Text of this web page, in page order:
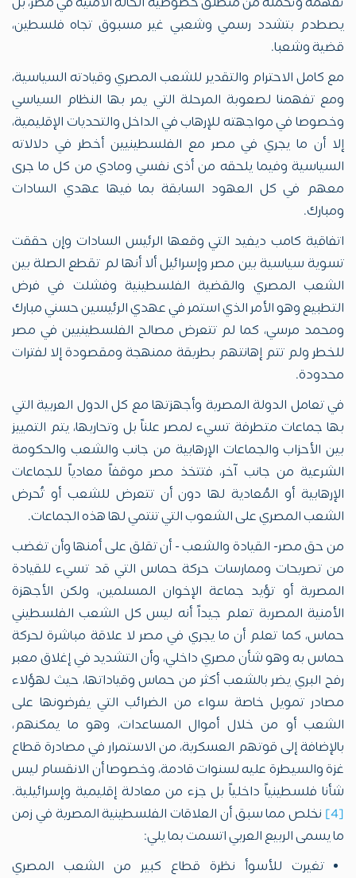
يصطدم بتشدد رسمي وشعبي غير مسبوق تجاه فلسطين،
قضية وشعبا.
مع كامل الاحترام والتقدير للشعب المصري وقيادته السياسية،
ومع تفهمنا لصعوبة المرحلة التي يمر بها النظام السياسي
وخصوصا في مواجهته للإرهاب في الداخل والتحديات الإقليمية،
إلا أن ما يجري في مصر مع الفلسطينيين أخطر في دلالاته
السياسية وفيما يلحقه من أذى نفسي ومادي من كل ما جرى
معهم في كل العهود السابقة بما فيها عهدي السادات
ومبارك.
اتفاقية كامب ديفيد التي وقعها الرئيس السادات وإن حققت
تسوية سياسية بين مصر وإسرائيل ألا أنها لم تقطع الصلة بين
الشعب المصري والقضية الفلسطينية وفشلت في فرض
التطبيع وهو الأمر الذي استمر في عهدي الرئيسين حسني مبارك
ومحمد مرسي، كما لم تتعرض مصالح الفلسطينيين في مصر
للخطر ولم تتم إهانتهم بطريقة ممنهجة ومقصودة إلا لفترات
محدودة.
في تعامل الدولة المصرية وأجهزتها مع كل الدول العربية التي
بها جماعات متطرفة تسيء لمصر علناً بل وتحاربها، يتم التمييز
بين الأحزاب والجماعات الإرهابية من جانب والشعب والحكومة
الشرعية من جانب آخر، فتتخذ مصر موقفاً معادياً للجماعات
الإرهابية أو المُعادية لها دون أن تتعرض للشعب أو تُحرض
الشعب المصري على الشعوب التي تنتمي لها هذه الجماعات.
من حق مصر- القيادة والشعب - أن تقلق على أمنها وأن تغضب
من تصريحات وممارسات حركة حماس التي قد تسيء للقيادة
المصرية أو تؤيد جماعة الإخوان المسلمين، ولكن الأجهزة
الأمنية المصرية تعلم جيداً أنه ليس كل الشعب الفلسطيني
حماس، كما تعلم أن ما يجري في مصر لا علاقة مباشرة لحركة
حماس به وهو شأن مصري داخلي، وأن التشديد في إغلاق معبر
رفح البري يضر بالشعب أكثر من حماس وقياداتها، حيث لهؤلاء
مصادر تمويل خاصة سواء من الضرائب التي يفرضونها على
الشعب أو من خلال أموال المساعدات، وهو ما يمكنهم،
بالإضافة إلى قوتهم العسكرية، من الاستمرار في مصادرة قطاع
غزة والسيطرة عليه لسنوات قادمة، وخصوصا أن الانقسام ليس
شأنا فلسطينياً داخلياً بل جزء من معادلة إقليمية وإسرائيلية.
[4]
نخلص مما سبق أن العلاقات الفلسطينية المصرية في زمن
ما يسمى الربيع العربي اتسمت بما يلي:
تغيرت للأسوأ نظرة قطاع كبير من الشعب المصري